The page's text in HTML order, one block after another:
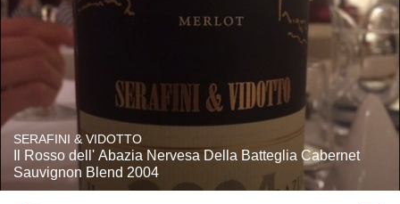
SERAFINI & VIDOTTO
Il Rosso dell' Abazia Nervesa Della Batteglia Cabernet
Sauvignon Blend 2004